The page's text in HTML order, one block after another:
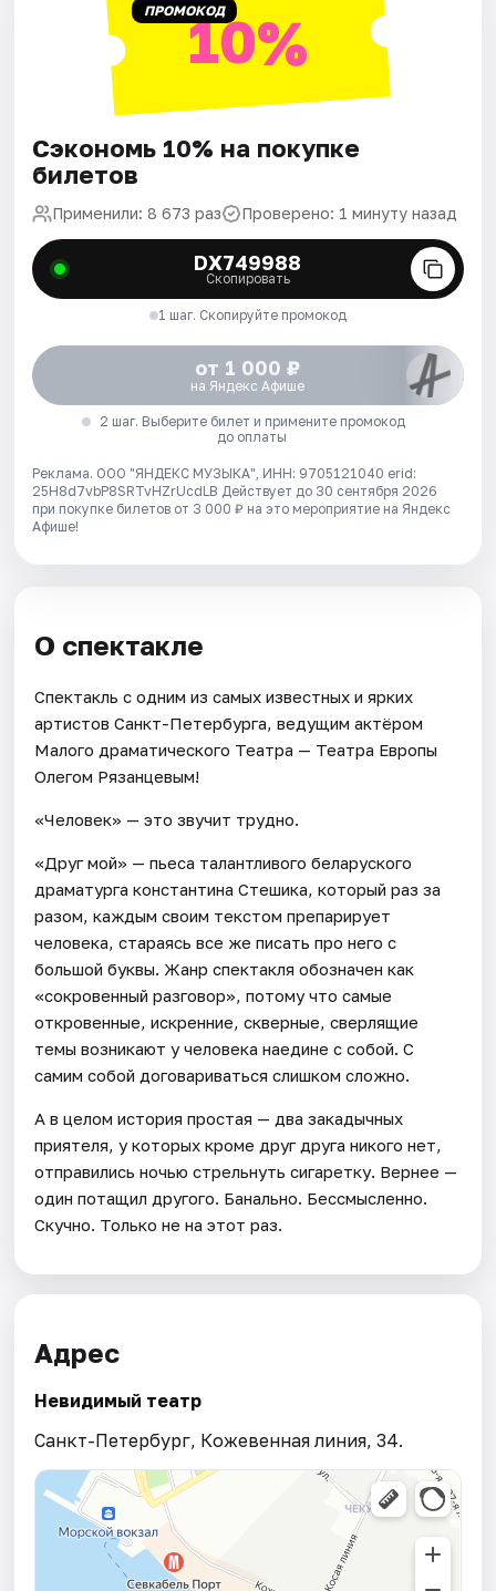
ПРОМОКОД10%
Сэкономь 10% на покупке
билетов
Применили: 8 673 раз Проверено: 1 минуту назад
DX749988
Скопировать
1 шаг. Скопируйте промокод
от 1 000 ₽
на Яндекс Афише
2 шаг. Выберите билет и примените промокод
до оплаты
Реклама. ООО "ЯНДЕКС МУЗЫКА", ИНН: 9705121040 erid:
25H8d7vbP8SRTvHZrUcdLB Действует до 30 сентября 2026
при покупке билетов от 3 000 ₽ на это мероприятие на Яндекс
Афише!
О спектакле
Спектакль с одним из самых известных и ярких
артистов Санкт-Петербурга, ведущим актёром
Малого драматического Театра — Театра Европы
Олегом Рязанцевым!
«Человек» — это звучит трудно.
«Друг мой» — пьеса талантливого беларуского
драматурга константина Стешика, который раз за
разом, каждым своим текстом препарирует
человека, стараясь все же писать про него с
большой буквы. Жанр спектакля обозначен как
«сокровенный разговор», потому что самые
откровенные, искренние, скверные, сверлящие
темы возникают у человека наедине с собой. С
самим собой договариваться слишком сложно.
А в целом история простая — два закадычных
приятеля, у которых кроме друг друга никого нет,
отправились ночью стрельнуть сигаретку. Вернее —
один потащил другого. Банально. Бессмысленно.
Скучно. Только не на этот раз.
Адрес
Невидимый театр
Санкт-Петербург, Кожевенная линия, 34.